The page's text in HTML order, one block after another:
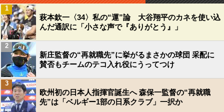
萩本欽一〈34〉私の“運”論 大谷翔平のカネを使い込
んだ通訳に「小さな声で『ありがとう』」
1
新庄監督の“再就職先”に挙がるまさかの球団 采配に
賛否もチームのテコ入れ役にうってつけ
2
欧州初の日本人指揮官誕生へ 森保一監督の“再就職
先”は「ベルギー1部の日系クラブ」一択か
3